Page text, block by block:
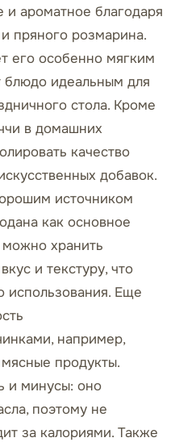
и ароматное благодаря
пряного розмарина.
его особенно мягким
блюдо идеальным для
стола. Кроме
в домашних
качество
добавок.
источником
как основное
можно хранить
и текстуру, что
использования. Еще
например,
продукты.
и минусы: оно
поэтому не
за калориями. Также